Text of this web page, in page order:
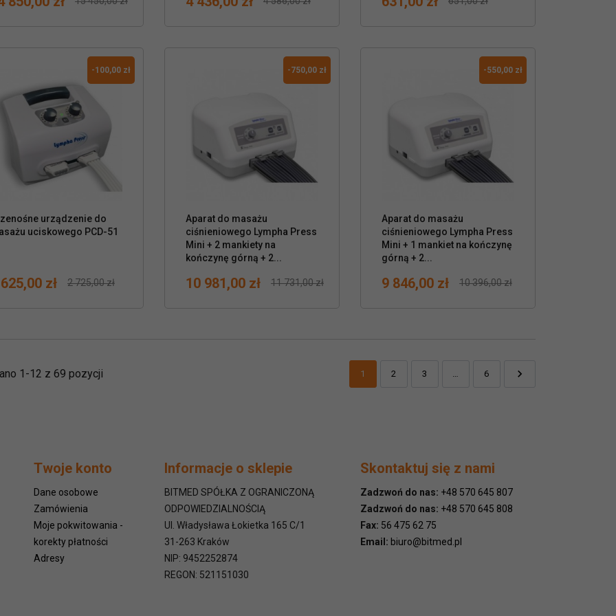
cena Cena
Normalna cena Cena
Normalna cena

urządzenie do
uciskowego PCD-51
zł
cena
2 725,00 zł
-100,00 zł

Aparat do masażu
ciśnieniowego Lympha Press
Mini + 2 mankiety na
kończynę górną + 2...
Cena
10 981,00 zł
Normalna cena
11 731,00 zł
-750,00 zł

Aparat do masażu
ciśnieniowego Lympha Press
Mini + 1 mankiet na kończynę
górną + 2...
Cena
9 846,00 zł
Normalna cena
10 396,00 zł
-550,00 zł
1-12 z 69 pozycji 1 2 3 6 Dalej

Twoje konto
Dane osobowe
Zamówienia
Moje pokwitowania -
korekty płatności
Adresy
Informacje o sklepie
BITMED SPÓŁKA Z OGRANICZONĄ
ODPOWIEDZIALNOŚCIĄ
Ul. Władysława Łokietka 165 C/1
31-263 Kraków
NIP: 9452252874
REGON: 521151030
Skontaktuj się z nami
Zadzwoń do nas: +48 570 645 807
Zadzwoń do nas: +48 570 645 808
Fax: 56 475 62 75
Email: biuro@bitmed.pl